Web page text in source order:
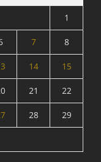
1
7 8
14 15
21 22
28 29